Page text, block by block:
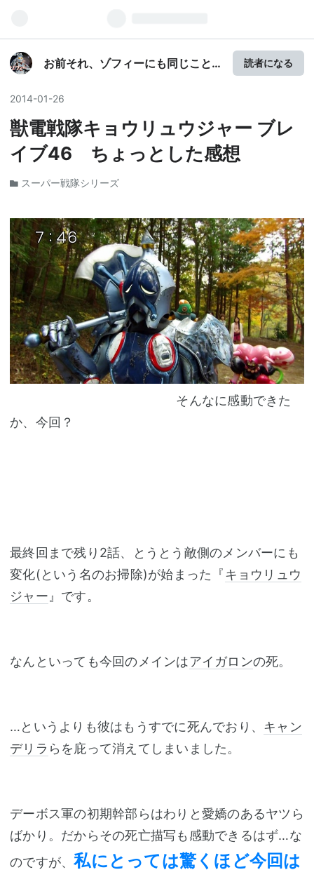
お前それ、ゾフィーにも同じこと
読者になる
2014-01-26
獣電戦隊キョウリュウジャー ブレ
イブ46 ちょっとした感想
スーパー戦隊シリーズ
そんなに感動できた
か、今回？
最終回まで残り2話、とうとう敵側のメンバーにも
変化(という名のお掃除)が始まった『キョウリュウ
ジャー』です。
なんといっても今回のメインはアイガロンの死。
…というよりも彼はもうすでに死んでおり、 キャン
デリラ らを庇って消えてしまいました。
デーボス軍の初期幹部らはわりと愛嬌のあるヤツら
ばかり。だからその死亡描写も感動できるはず…な
のですが、私にとっては驚くほど今回は